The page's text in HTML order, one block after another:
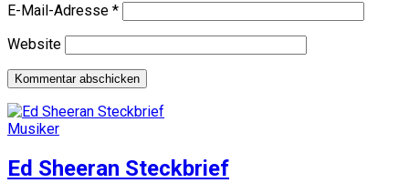
E-Mail-Adresse *
Website
Musiker
Ed Sheeran Steckbrief